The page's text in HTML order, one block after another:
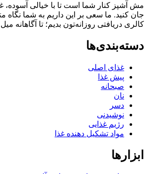
کنار شما است تا با خیالی آسوده، غذایی
ما سعی بر این داریم به شما نگاه متفاوتی
روزانه‌تون بدیم؛ تا آگاهانه میل کنید.
غذای اصلی
پیش غذا
صبحانه
نوشیدنی
رژیم غذایی
مواد تشکیل دهنده غذا